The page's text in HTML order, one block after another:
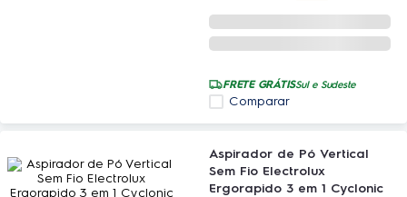
FRETE GRÁTISSul e Sudeste
Comparar
Aspirador de Pó Vertical
Sem Fio Electrolux
Ergorapido 3 em 1 Cyclonic